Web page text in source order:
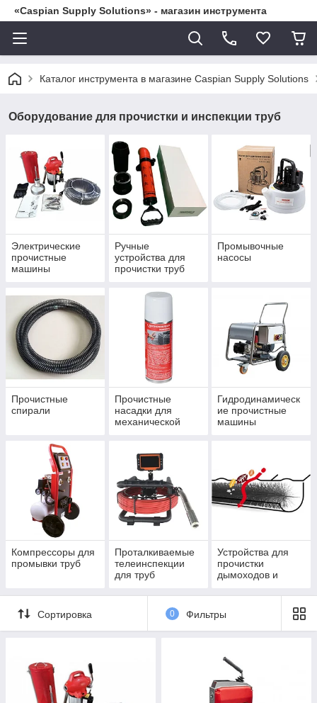
«Caspian Supply Solutions» - магазин инструмента
Каталог инструмента в магазине Caspian Supply Solutions
Оборудование для прочистки и инспекции труб
Электрические
прочистные
машины
Ручные
устройства для
прочистки труб
Промывочные
насосы
Прочистные
спирали
Прочистные
насадки для
механической
Гидродинамическ
ие прочистные
машины
Компрессоры для
промывки труб
Проталкиваемые
телеинспекции
для труб
Устройства для
прочистки
дымоходов и
Сортировка 0 Фильтры